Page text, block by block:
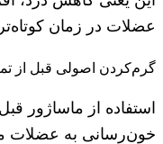
عضلات در زمان
گرم‌کردن اصولی قبل از
استفاده از ماساژور
خون‌رسانی به عضلات